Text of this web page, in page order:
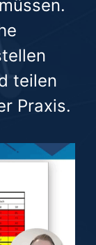
teilen
Praxis.